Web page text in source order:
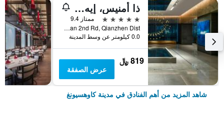
ذا أمنيس، إيه لاكشري كوليكشن هوتل، كاوهسيونج
5 نجوم
ممتاز 9.4
No.199, Zhongshan 2nd Rd, Qianzhen Dist., مدينة كاوهسيونغ, تايوان
0.0 كيلومتر عن وسط المدينة
819 ﷼
عرض الصفقة
شاهد المزيد من أهم الفنادق في مدينة كاوهسيونغ